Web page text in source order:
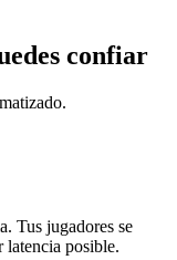
confiar
Tus jugadores se
latencia posible.